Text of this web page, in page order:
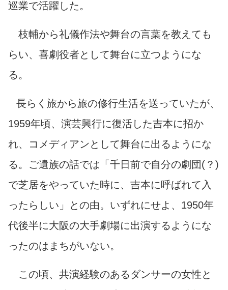
巡業で活躍した。
枝輔から礼儀作法や舞台の言葉を教えても
らい、喜劇役者として舞台に立つようにな
る。
長らく旅から旅の修行生活を送っていたが、
1959年頃、演芸興行に復活した吉本に招か
れ、コメディアンとして舞台に出るようにな
る。ご遺族の話では「千日前で自分の劇団(？)
で芝居をやっていた時に、吉本に呼ばれて入
ったらしい 」との由。いずれにせよ、1950年
代後半に大阪の大手劇場に出演するようにな
ったのはまちがいない。
この頃、共演経験のあるダンサーの女性と